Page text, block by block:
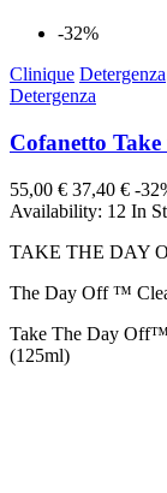
-32%
Clinique Detergenza
Detergenza
Cofanetto
55,00 € 37,40 € -
Availability: 12 In
TAKE THE DAY
The Day Off ™
Take The Day Off™
(125ml)